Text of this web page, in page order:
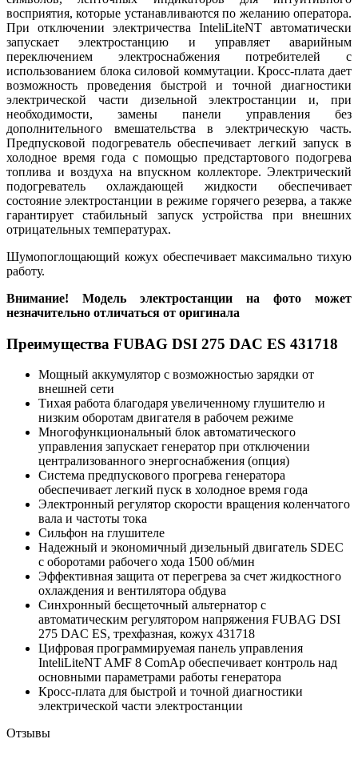
восприятия, которые устанавливаются по желанию оператора.
При отключении электричества InteliLiteNT автоматически
запускает электростанцию и управляет аварийным
переключением электроснабжения потребителей с
использованием блока силовой коммутации. Кросс-плата дает
возможность проведения быстрой и точной диагностики
электрической части дизельной электростанции и, при
необходимости, замены панели управления без
дополнительного вмешательства в электрическую часть.
Предпусковой подогреватель обеспечивает легкий запуск в
холодное время года с помощью предстартового подогрева
топлива и воздуха на впускном коллекторе. Электрический
подогреватель охлаждающей жидкости обеспечивает
состояние электростанции в режиме горячего резерва, а также
гарантирует стабильный запуск устройства при внешних
отрицательных температурах.
Шумопоглощающий кожух обеспечивает максимально тихую
работу.
Внимание! Модель электростанции на фото может
незначительно отличаться от оригинала
Преимущества FUBAG DSI 275 DAC ES 431718
Мощный аккумулятор с возможностью зарядки от
внешней сети
Тихая работа благодаря увеличенному глушителю и
низким оборотам двигателя в рабочем режиме
Многофункциональный блок автоматического
управления запускает генератор при отключении
централизованного энергоснабжения (опция)
Система предпускового прогрева генератора
обеспечивает легкий пуск в холодное время года
Электронный регулятор скорости вращения коленчатого
вала и частоты тока
Сильфон на глушителе
Надежный и экономичный дизельный двигатель SDEC
с оборотами рабочего хода 1500 об/мин
Эффективная защита от перегрева за счет жидкостного
охлаждения и вентилятора обдува
Синхронный бесщеточный альтернатор с
автоматическим регулятором напряжения FUBAG DSI
275 DAC ES, трехфазная, кожух 431718
Цифровая программируемая панель управления
InteliLiteNT AMF 8 ComAp обеспечивает контроль над
основными параметрами работы генератора
Кросс-плата для быстрой и точной диагностики
электрической части электростанции
Отзывы